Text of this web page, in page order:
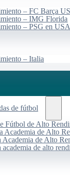
– FC Barça
– IMG Florida
– PSG en USA
– Italia
de fútbol
Fútbol de Alto
Academia de Alto
Academia de Alto
de alto